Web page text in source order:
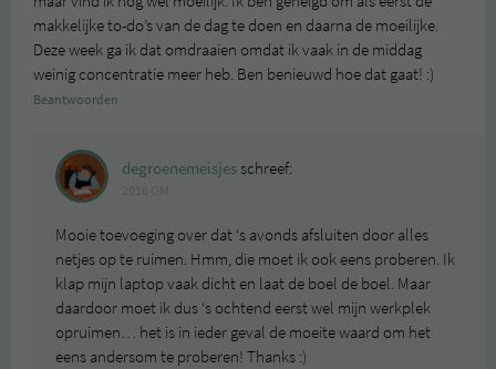
makkelijke to-do’s van de dag te doen en daarna de moeilijke.
Deze week ga ik dat omdraaien omdat ik vaak in de middag
weinig concentratie meer heb. Ben benieuwd hoe dat gaat! :)
Beantwoorden
degroenemeisjesschreef:
Mooie toevoeging over dat ‘s avonds afsluiten door alles
netjes op te ruimen. Hmm, die moet ik ook eens proberen. Ik
klap mijn laptop vaak dicht en laat de boel de boel. Maar
daardoor moet ik dus ‘s ochtend eerst wel mijn werkplek
opruimen… het is in ieder geval de moeite waard om het
eens andersom te proberen! Thanks :)